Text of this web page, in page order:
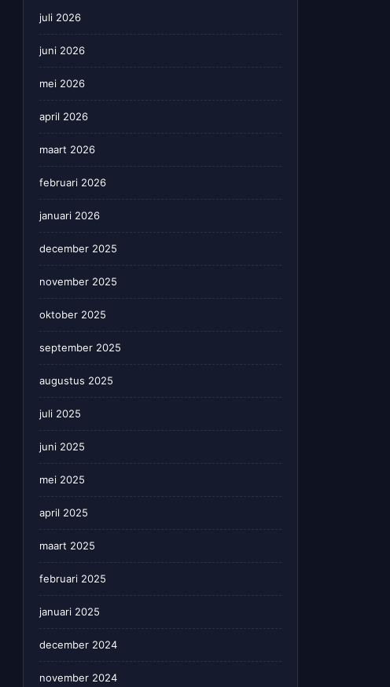
juli 2026
juni 2026
mei 2026
april 2026
maart 2026
februari 2026
januari 2026
december 2025
november 2025
oktober 2025
september 2025
augustus 2025
juli 2025
juni 2025
mei 2025
april 2025
maart 2025
februari 2025
januari 2025
december 2024
november 2024